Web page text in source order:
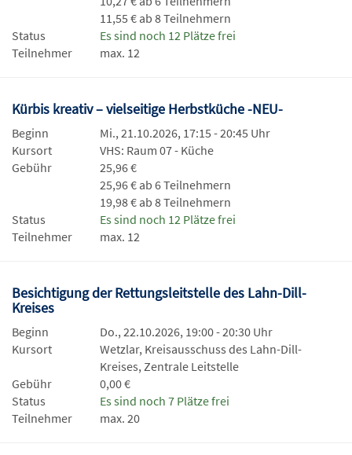
11,55 € ab 8 Teilnehmern
Status
Es sind noch 12 Plätze frei
Teilnehmer
max. 12
Kürbis kreativ – vielseitige Herbstküche -NEU-
Beginn
Mi., 21.10.2026, 17:15 - 20:45 Uhr
Kursort
VHS: Raum 07 - Küche
Gebühr
25,96 €
25,96 € ab 6 Teilnehmern
19,98 € ab 8 Teilnehmern
Status
Es sind noch 12 Plätze frei
Teilnehmer
max. 12
Besichtigung der Rettungsleitstelle des Lahn-Dill-
Kreises
Beginn
Do., 22.10.2026, 19:00 - 20:30 Uhr
Kursort
Wetzlar, Kreisausschuss des Lahn-Dill-
Kreises, Zentrale Leitstelle
Gebühr
0,00 €
Status
Es sind noch 7 Plätze frei
Teilnehmer
max. 20